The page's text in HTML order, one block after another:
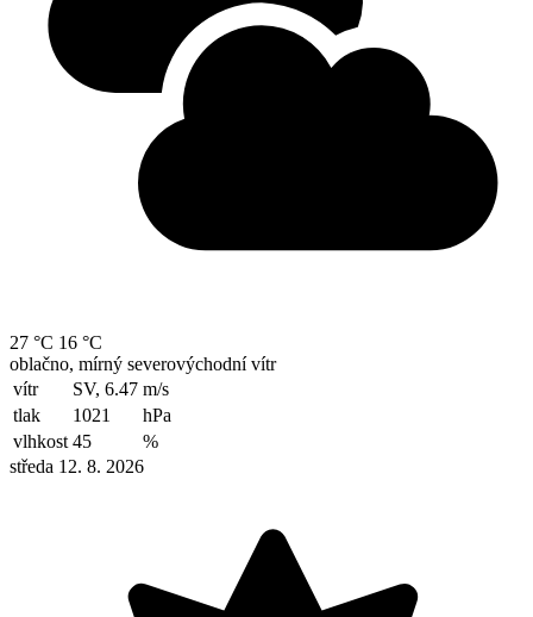
27 °C 16 °C
oblačno, mírný severovýchodní vítr
vítr
SV, 6.47 m/s
tlak
1021
hPa
vlhkost 45
%
středa 12. 8. 2026